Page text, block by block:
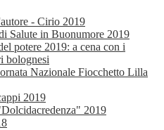
- Cirio 2019
Salute in Buonumore 2019
potere 2019: a cena con i
bolognesi
Nazionale Fiocchetto Lilla
2019
2019